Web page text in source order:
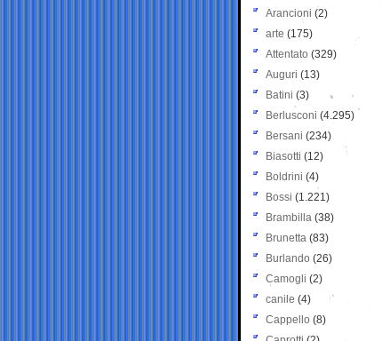
Arancioni (2)
arte (175)
Attentato (329)
Auguri (13)
Batini (3)
Berlusconi (4.295)
Bersani (234)
Biasotti (12)
Boldrini (4)
Bossi (1.221)
Brambilla (38)
Brunetta (83)
Burlando (26)
Camogli (2)
canile (4)
Cappello (8)